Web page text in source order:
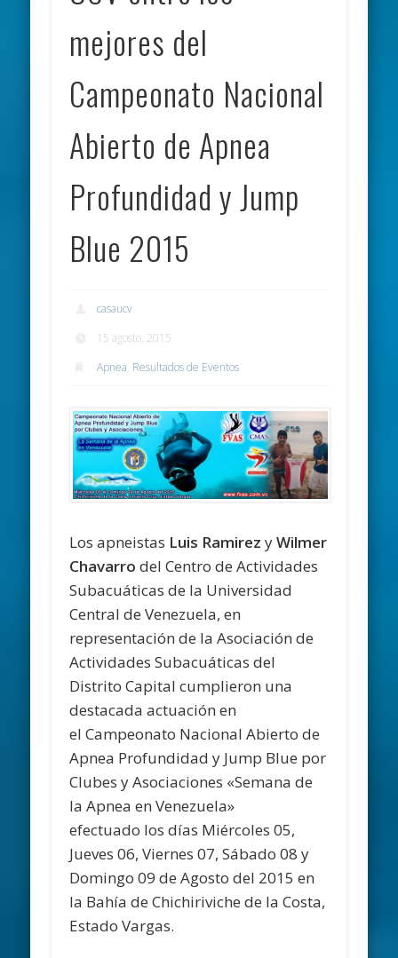
mejores del
Campeonato Nacional
Abierto de Apnea
Profundidad y Jump
Blue 2015
casaucv
15 agosto, 2015
Apnea, Resultados de Eventos
Los apneistas Luis Ramirez yWilmer
Chavarro del Centro de Actividades
Subacuáticas de la Universidad
Central de Venezuela, en
representación de la Asociación de
Actividades Subacuáticas del
Distrito Capital cumplieron una
destacada actuación en
el Campeonato Nacional Abierto de
Apnea Profundidad y Jump Blue por
Clubes y Asociaciones «Semana de
la Apnea en Venezuela»
efectuado los días Miércoles 05,
Jueves 06, Viernes 07, Sábado 08 y
Domingo 09 de Agosto del 2015 en
la Bahía de Chichiriviche de la Costa,
Estado Vargas.